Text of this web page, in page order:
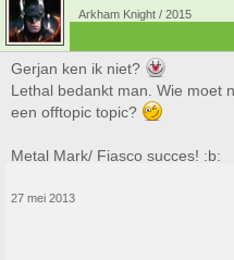
Arkham Knight / 2015
Gerjan ken ik niet?
Lethal bedankt man. Wie moet
een offtopic topic?
Metal Mark/ Fiasco succes! :b:
27 mei 2013